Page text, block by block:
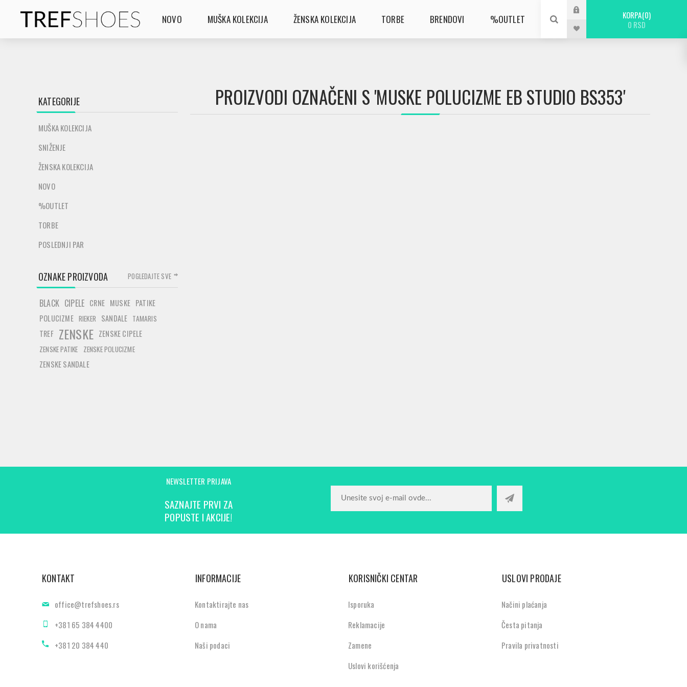
NOVO MUŠKA KOLEKCIJA ŽENSKA KOLEKCIJA TORBE BRENDOVI %OUTLET KORPA 0
0 RSD
PROIZVODI OZNAČENI S 'MUSKE POLUCIZME EB STUDIO BS353'
KATEGORIJE
MUŠKA KOLEKCIJA
SNIŽENJE
ŽENSKA KOLEKCIJA
NOVO
%OUTLET
TORBE
POSLEDNJI PAR
OZNAKE PROIZVODA
BLACK CIPELE CRNE MUSKE PATIKE
POLUCIZME RIEKER SANDALE TAMARIS
TREF ZENSKE ZENSKE CIPELE
ZENSKE PATIKE ZENSKE POLUCIZME
ZENSKE SANDALE
POGLEDAJTE SVE
NEWSLETTER PRIJAVA
SAZNAJTE PRVI ZA
POPUSTE I AKCIJE!
KONTAKT
office@trefshoes.rs
+381 65 384 4400
+381 20 384 440
INFORMACIJE
Kontaktirajte nas
O nama
Naši podaci
KORISNIČKI CENTAR
Isporuka
Reklamacije
Zamene
Uslovi korišćenja
USLOVI PRODAJE
Načini plaćanja
Česta pitanja
Pravila privatnosti